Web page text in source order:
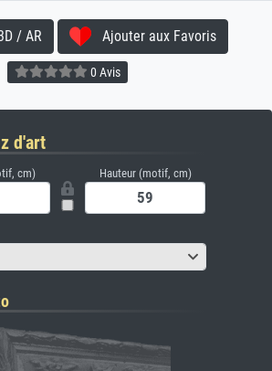
/ AR Ajouter aux Favoris
0 Avis
d'art
cm) Hauteur (motif, cm)